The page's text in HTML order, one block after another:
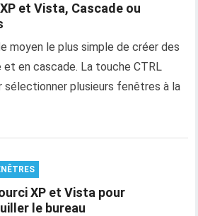
et Vista, Cascade ou
le plus simple de créer des
en cascade. La touche CTRL
plusieurs fenêtres à la
XP et Vista pour
le bureau